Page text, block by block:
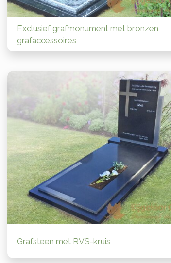
Exclusief grafmonument met bronzen
grafaccessoires
Grafsteen met RVS-kruis